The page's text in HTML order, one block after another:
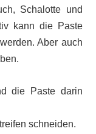
Schalotte und
kann die Paste
Aber auch
die Paste darin
schneiden.